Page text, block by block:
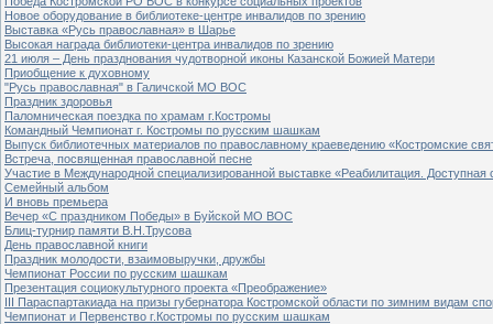
Новое оборудование в библиотеке-центре инвалидов по зрению
Выставка «Русь православная» в Шарье
Высокая награда библиотеки-центра инвалидов по зрению
21 июля – День празднования чудотворной иконы Казанской Божией Матери
Приобщение к духовному
"Русь православная" в Галичской МО ВОС
Праздник здоровья
Паломническая поездка по храмам г.Костромы
Командный Чемпионат г. Костромы по русским шашкам
Выпуск библиотечных материалов по православному краеведению «Костромские
Встреча, посвященная православной песне
Участие в Международной специализированной выставке «Реабилитация. Доступная
Семейный альбом
И вновь премьера
Вечер «С праздником Победы» в Буйской МО ВОС
Блиц-турнир памяти В.Н.Трусова
День православной книги
Праздник молодости, взаимовыручки, дружбы
Чемпионат России по русским шашкам
Презентация социокультурного проекта «Преображение»
III Параспартакиада на призы губернатора Костромской области по зимним видам
Чемпионат и Первенство г.Костромы по русским шашкам